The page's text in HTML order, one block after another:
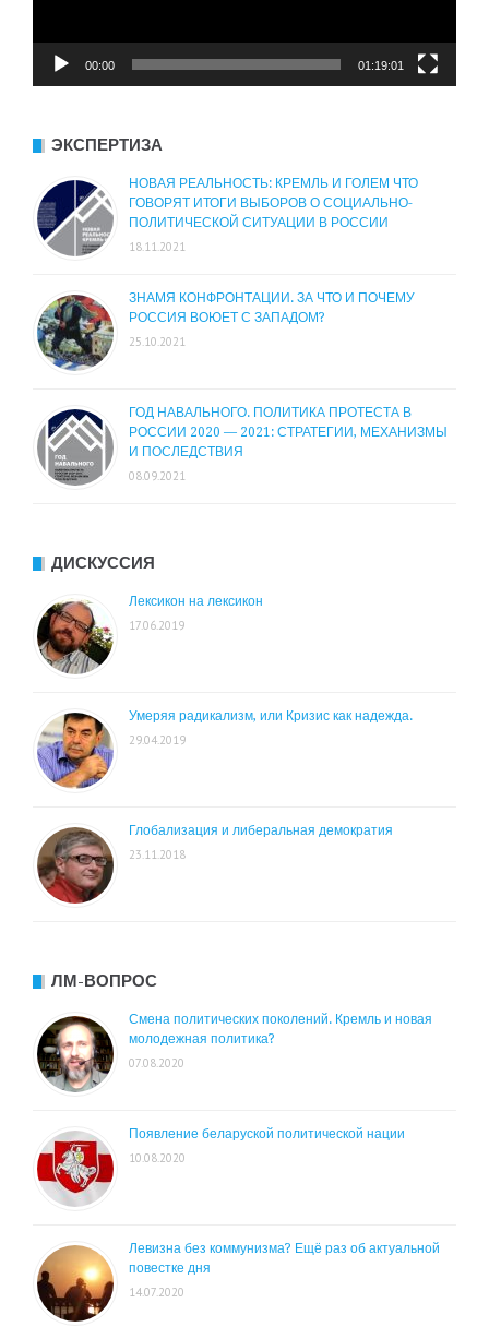
00:00 01:19:01
ЭКСПЕРТИЗА
НОВАЯ РЕАЛЬНОСТЬ: КРЕМЛЬ И ГОЛЕМ ЧТО
ГОВОРЯТ ИТОГИ ВЫБОРОВ О СОЦИАЛЬНО-
ПОЛИТИЧЕСКОЙ СИТУАЦИИ В РОССИИ
18.11.2021
ЗНАМЯ КОНФРОНТАЦИИ. ЗА ЧТО И ПОЧЕМУ
РОССИЯ ВОЮЕТ С ЗАПАДОМ?
25.10.2021
ГОД НАВАЛЬНОГО. ПОЛИТИКА ПРОТЕСТА В
РОССИИ 2020 — 2021: СТРАТЕГИИ, МЕХАНИЗМЫ
И ПОСЛЕДСТВИЯ
08.09.2021
ДИСКУССИЯ
Лексикон на лексикон
17.06.2019
Умеряя радикализм, или Кризис как надежда.
29.04.2019
Глобализация и либеральная демократия
23.11.2018
ЛМ-ВОПРОС
Смена политических поколений. Кремль и новая
молодежная политика?
07.08.2020
Появление беларуской политической нации
10.08.2020
Левизна без коммунизма? Ещё раз об актуальной
повестке дня
14.07.2020